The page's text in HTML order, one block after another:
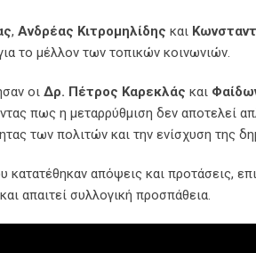
, Ανδρέας Κιτρομηλίδης και
το μέλλον των τοπικών κοινωνιών.
οι Δρ. Πέτρος Καρεκλάς και
πως η μεταρρύθμιση δεν αποτελεί
των πολιτών και την ενίσχυση της
απόψεις και προτάσεις,
απαιτεί συλλογική προσπάθεια.